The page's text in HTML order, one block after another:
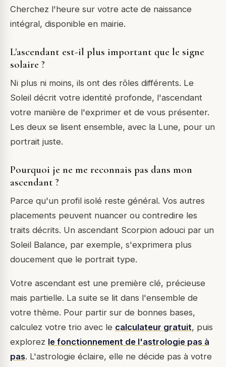
Cherchez l'heure sur votre acte de naissance
intégral, disponible en mairie.
L'ascendant est-il plus important que le signe
solaire ?
Ni plus ni moins, ils ont des rôles différents. Le
Soleil décrit votre identité profonde, l'ascendant
votre manière de l'exprimer et de vous présenter.
Les deux se lisent ensemble, avec la Lune, pour un
portrait juste.
Pourquoi je ne me reconnais pas dans mon
ascendant ?
Parce qu'un profil isolé reste général. Vos autres
placements peuvent nuancer ou contredire les
traits décrits. Un ascendant Scorpion adouci par un
Soleil Balance, par exemple, s'exprimera plus
doucement que le portrait type.
Votre ascendant est une première clé, précieuse
mais partielle. La suite se lit dans l'ensemble de
votre thème. Pour partir sur de bonnes bases,
calculez votre trio avec le calculateur gratuit, puis
explorez le fonctionnement de l'astrologie pas à
pas. L'astrologie éclaire, elle ne décide pas à votre